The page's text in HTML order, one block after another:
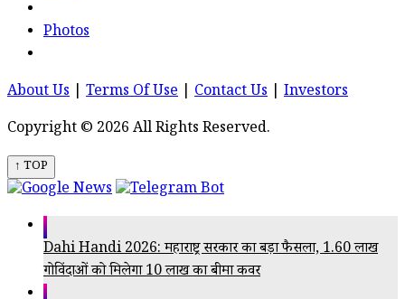
Photos
About Us Terms Of Use Contact Us
Investors
Copyright © 2026 All Rights Reserved.
↑ TOP
Dahi Handi 2026: महाराष्ट्र सरकार का बड़ा फैसला, 1.60 लाख
गोविंदाओं को मिलेगा ₹10 लाख का बीमा कवर